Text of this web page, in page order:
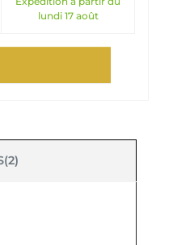
lundi 17 août